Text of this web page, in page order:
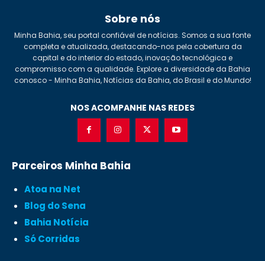
Sobre nós
Minha Bahia, seu portal confiável de notícias. Somos a sua fonte
completa e atualizada, destacando-nos pela cobertura da
capital e do interior do estado, inovação tecnológica e
compromisso com a qualidade. Explore a diversidade da Bahia
conosco - Minha Bahia, Notícias da Bahia, do Brasil e do Mundo!
NOS ACOMPANHE NAS REDES
Parceiros Minha Bahia
Atoa na Net
Blog do Sena
Bahia Notícia
Só Corridas